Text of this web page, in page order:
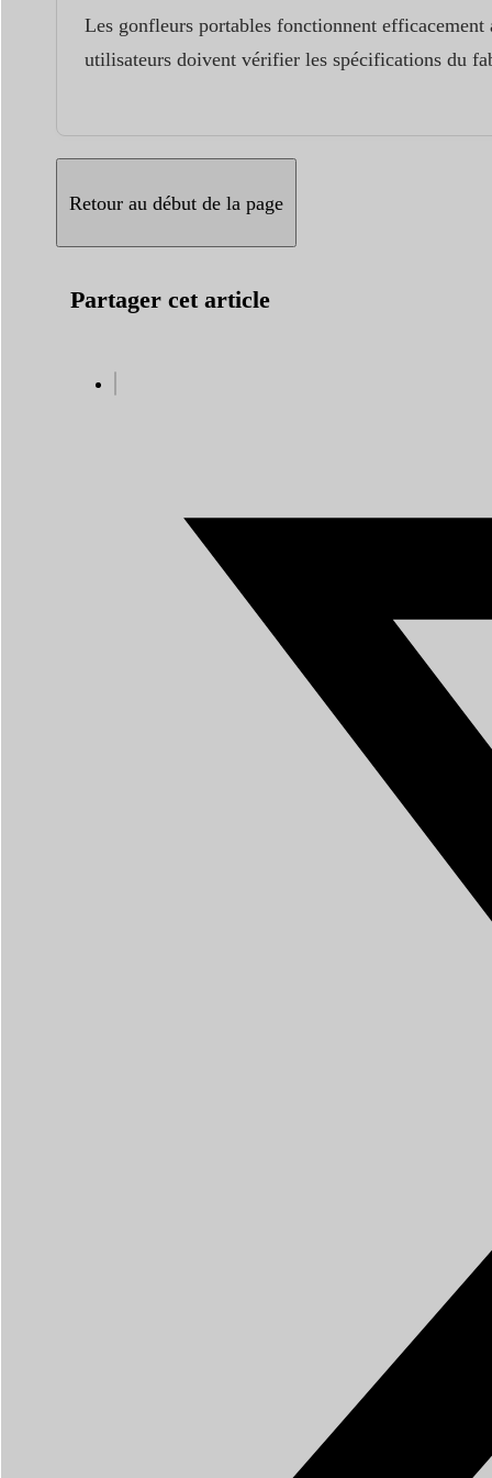
Les gonfleurs portables fonctionnent efficacement
utilisateurs doivent vérifier les spécifications du
Retour au début de la page
Partager cet article